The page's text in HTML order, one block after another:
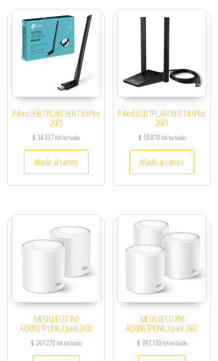
P.Red,USB,TPL,ARCHER T3U Plus
2601
$ 34.337 IVA Incluido
Añadir al carrito
P.Red,USB,TPL,ARCHER T4U Plus
2601
$ 55.870 IVA Incluido
Añadir al carrito
MESH,DECO X50
AX3000,TPLINK,2 pack 2602
$ 267.270 IVA Incluido
MESH,DECO X50
AX3000,TPLINK,3 pack 2602
$ 397.130 IVA Incluido